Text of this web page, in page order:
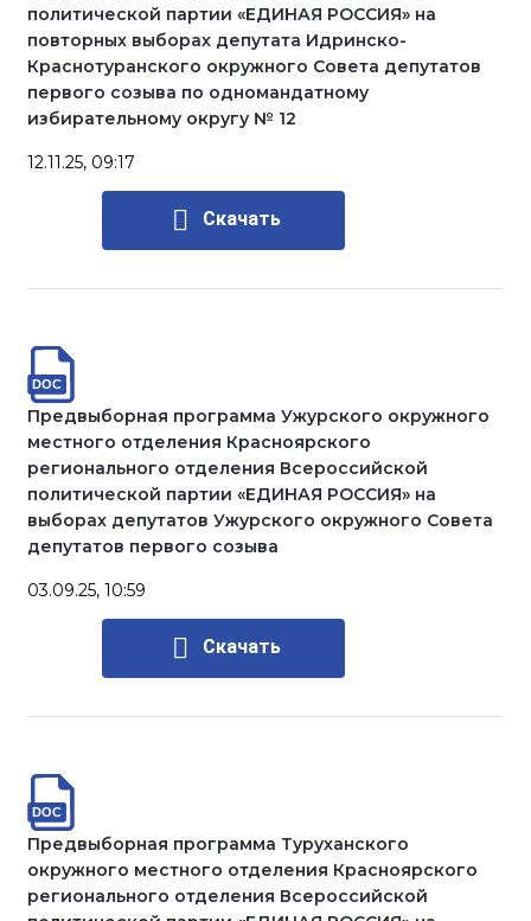
политической партии «ЕДИНАЯ РОССИЯ» на
повторных выборах депутата Идринско-
Краснотуранского окружного Совета депутатов
первого созыва по одномандатному
избирательному округу № 12
12.11.25, 09:17
Скачать
Предвыборная программа Ужурского окружного
местного отделения Красноярского
регионального отделения Всероссийской
политической партии «ЕДИНАЯ РОССИЯ» на
выборах депутатов Ужурского окружного Совета
депутатов первого созыва
03.09.25, 10:59
Скачать
Предвыборная программа Туруханского
окружного местного отделения Красноярского
регионального отделения Всероссийской